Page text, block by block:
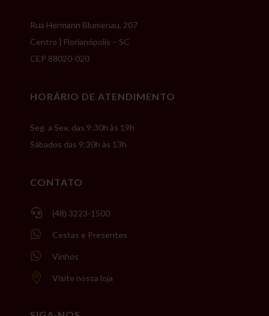
Rua Hermann Blumenau, 207
Centro | Florianópolis – SC
CEP 88020-020
HORÁRIO DE ATENDIMENTO
Seg. a Sex. das 9:30h às 19h
Sábados das 9:30h às 13h
CONTATO
 (48) 3223-1500
 Cestas e Presentes
 Vinhos
 Visite nossa loja